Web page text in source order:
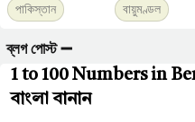
পাকিস্তান
বায়ুমণ্ডল
ব্লগ পোস্ট ➖
1 to 100 Numbers in
বাংলা বানান